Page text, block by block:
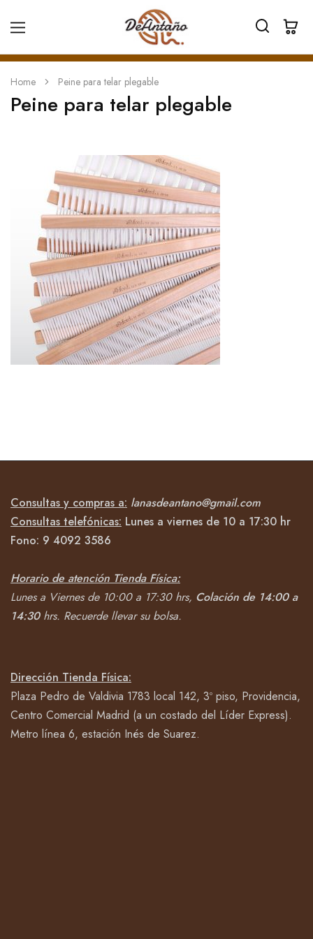
Home Peine para telar plegable
Peine para telar plegable
Consultas y compras a: lanasdeantano@gmail.com
Consultas telefónicas: Lunes a viernes de 10 a 17:30 hr
Fono: 9 4092 3586
Horario de atención Tienda Física:
Lunes a Viernes de 10:00 a 17:30 hrs, Colación de 14:00 a
14:30hrs. Recuerde llevar su bolsa.
Dirección Tienda Física:
Plaza Pedro de Valdivia 1783 local 142, 3º piso, Providencia,
Centro Comercial Madrid (a un costado del Líder Express).
Metro línea 6, estación Inés de Suarez.